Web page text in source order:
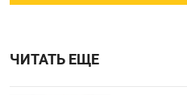
ЧИТАТЬ ЕЩЕ